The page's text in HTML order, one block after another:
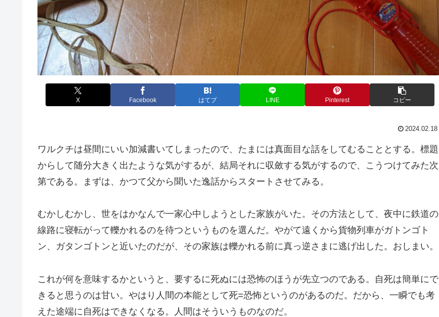
X Facebook はてブ LINE Pinterest コピー
2024.02.18
ワルクチは昼間にいい加減書いてしまったので、たまには真面目な話をしてむることとする。標題
からして随分大きく出たような気がするが、結局それに収斂する気がするので、こうつけてみた次
第である。まずは、かつて父から聞いた逸話からスタートさせてみる。
むかしむかし、世をはかなんで一家心中しようとした家族がいた。その方法として、夜中に鉄道の
線路に寝転がって轢かれるのを待つというものを選んだ。やがて遠くから貨物列車がガトンゴト
ン、ガタンゴトンと近いたのだが、その家族は轢かれる前に真っ逆さまに逃げ出した。おしまい。
これが何を意味するかというと、要するに死ぬには恐怖のほうが先立つのである。自死は簡単にで
きると思うのは甘い。やはり人間の本能として死=恐怖というのがあるのだ。だから、一瞬でも考
えた途端に自死はできなくなる。人間はそういうものなのだ。